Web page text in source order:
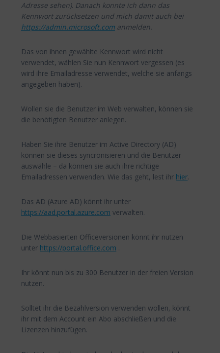
Adresse sehen). Danach konnte ich dann das
Kennwort zurücksetzen und mich damit auch bei
https://admin.microsoft.com anmelden.
Das von ihnen gewählte Kennwort wird nicht
verwendet, wählen Sie nun Kennwort vergessen (es
wird ihre Emailadresse verwendet, welche sie anfangs
angegeben haben).
Wollen sie die Benutzer im Web verwalten, können sie
die benötigten Benutzer anlegen.
Haben Sie ihre Benutzer im Active Directory (AD)
können sie dieses syncronisieren und die Benutzer
auswähle – da können sie auch ihre richtige
Emailadressen verwenden. Wie das geht, lest ihr hier.
Das AD (Azure AD) könnt ihr unter
https://aad.portal.azure.com verwalten.
Die Webbasierten Officeversionen könnt ihr nutzen
unter https://portal.office.com .
Ihr könnt nun bis zu 300 Benutzer in der freien Version
nutzen.
Solltet ihr die Bezahlversion verwenden wollen, könnt
ihr mit dem Account ein Abo abschließen und die
Lizenzen hinzufügen.